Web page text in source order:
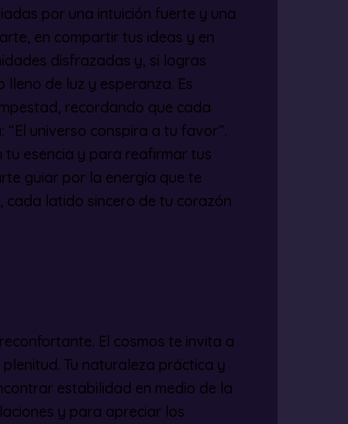
por una intuición fuerte y una
en compartir tus ideas y en
disfrazadas y, si logras
de luz y esperanza. Es
recordando que cada
universo conspira a tu favor”.
esencia y para reafirmar tus
guiar por la energía que te
cada latido sincero de tu corazón
El cosmos te invita a
Tu naturaleza práctica y
estabilidad en medio de la
y para apreciar los